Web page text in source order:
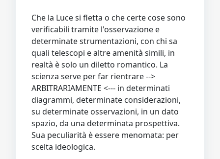
Che la Luce si fletta o che certe cose sono
verificabili tramite l'osservazione e
determinate strumentazioni, con chi sa
quali telescopi e altre amenità simili, in
realtà è solo un diletto romantico. La
scienza serve per far rientrare -->
ARBITRARIAMENTE <--- in determinati
diagrammi, determinate considerazioni,
su determinate osservazioni, in un dato
spazio, da una determinata prospettiva.
Sua peculiarità è essere menomata: per
scelta ideologica.